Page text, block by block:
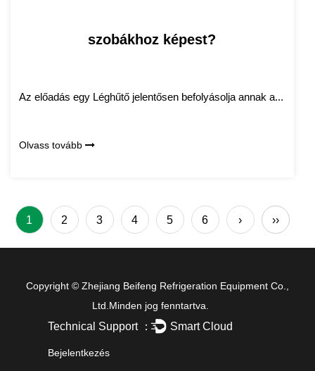
szobákhoz képest?
Az előadás egy Léghűtő jelentősen befolyásolja annak a...
Olvass tovább
1 2 3 4 5 6 › ››
Copyright © Zhejiang Beifeng Refrigeration Equipment Co.,
Ltd. Minden jog fenntartva.
Technical Support ： Smart Cloud
Bejelentkezés